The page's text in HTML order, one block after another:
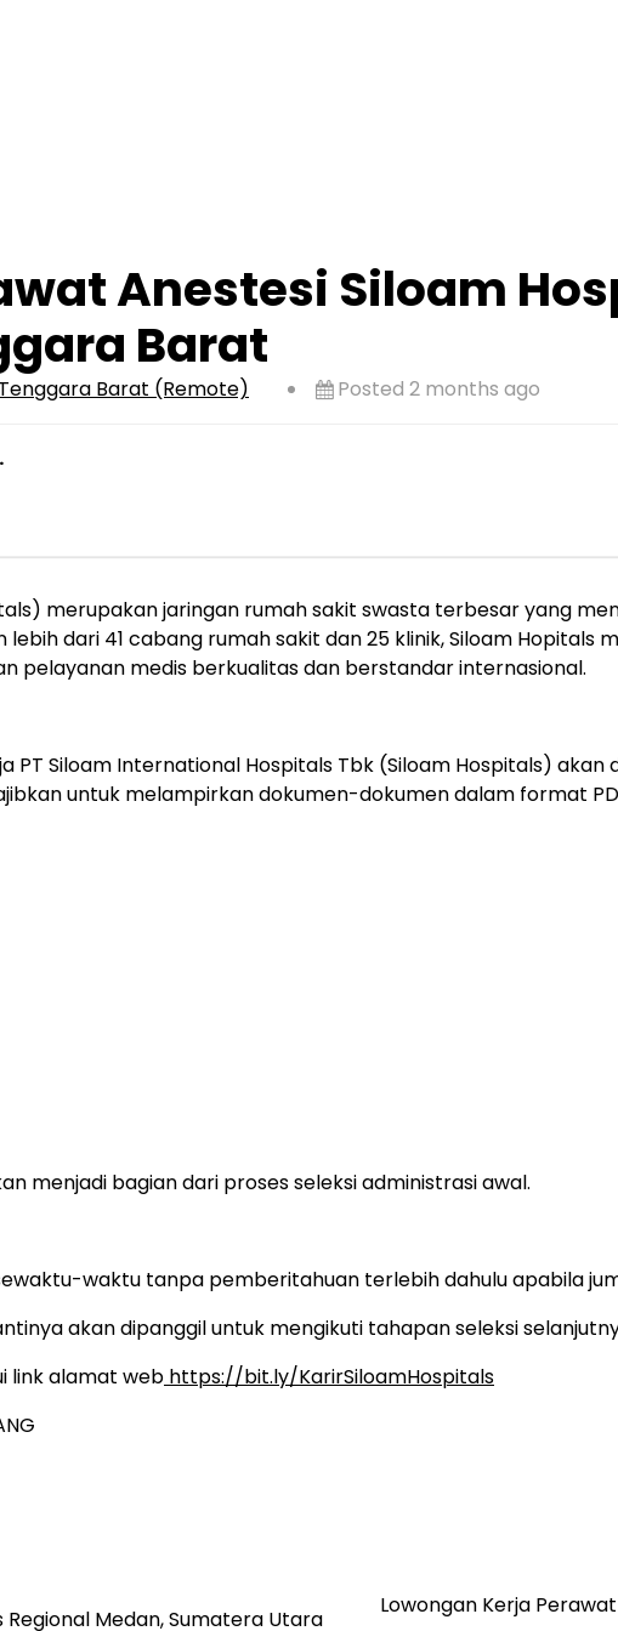
Anestesi Siloam
Barat
Barat (Remote) Posted 2 months ago
merupakan jaringan rumah sakit swasta terbesar yang
dari 41 cabang rumah sakit dan 25 klinik, Siloam
pelayanan medis berkualitas dan berstandar internasional.
Siloam International Hospitals Tbk (Siloam Hospitals)
untuk melampirkan dokumen-dokumen dalam format
menjadi bagian dari proses seleksi administrasi awal.
waktu tanpa pemberitahuan terlebih dahulu apabila
akan dipanggil untuk mengikuti tahapan seleksi
link alamat web https://bit.ly/KarirSiloamHospitals
Medan, Sumatera Utara
Lowongan Kerja